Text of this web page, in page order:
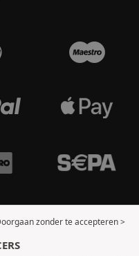
zonder te accepteren >